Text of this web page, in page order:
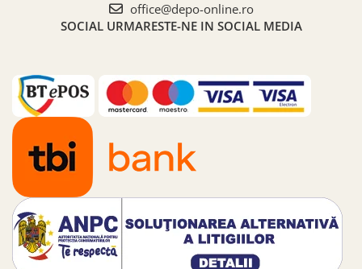
office@depo-online.ro
SOCIAL URMARESTE-NE IN SOCIAL MEDIA